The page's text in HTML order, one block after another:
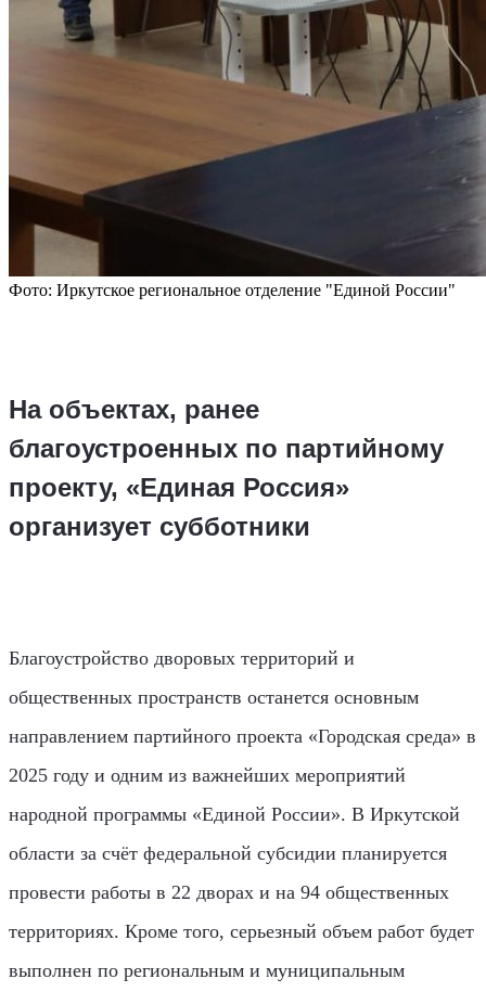
Фото: Иркутское региональное отделение "Единой России"
На объектах, ранее
благоустроенных по партийному
проекту, «Единая Россия»
организует субботники
Благоустройство дворовых территорий и
общественных пространств останется основным
направлением партийного проекта «Городская среда» в
2025 году и одним из важнейших мероприятий
народной программы «Единой России». В Иркутской
области за счёт федеральной субсидии планируется
провести работы в 22 дворах и на 94 общественных
территориях. Кроме того, серьезный объем работ будет
выполнен по региональным и муниципальным